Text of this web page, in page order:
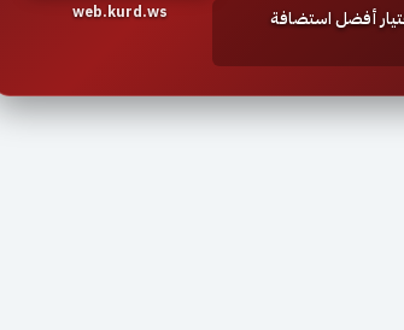
أفضل استضافة
web.kurd.ws